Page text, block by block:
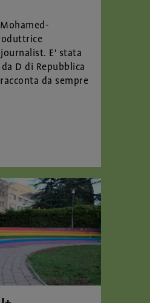
E' stata
D di Repubblica
da sempre